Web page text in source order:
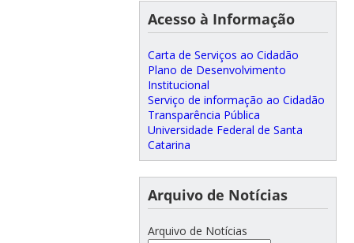
Acesso à Informação
Carta de Serviços ao Cidadão
Plano de Desenvolvimento
Institucional
Serviço de informação ao Cidadão
Transparência Pública
Universidade Federal de Santa
Catarina
Arquivo de Notícias
Arquivo de Notícias